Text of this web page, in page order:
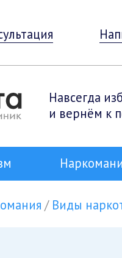
Навсегда
и вернём к
Виды